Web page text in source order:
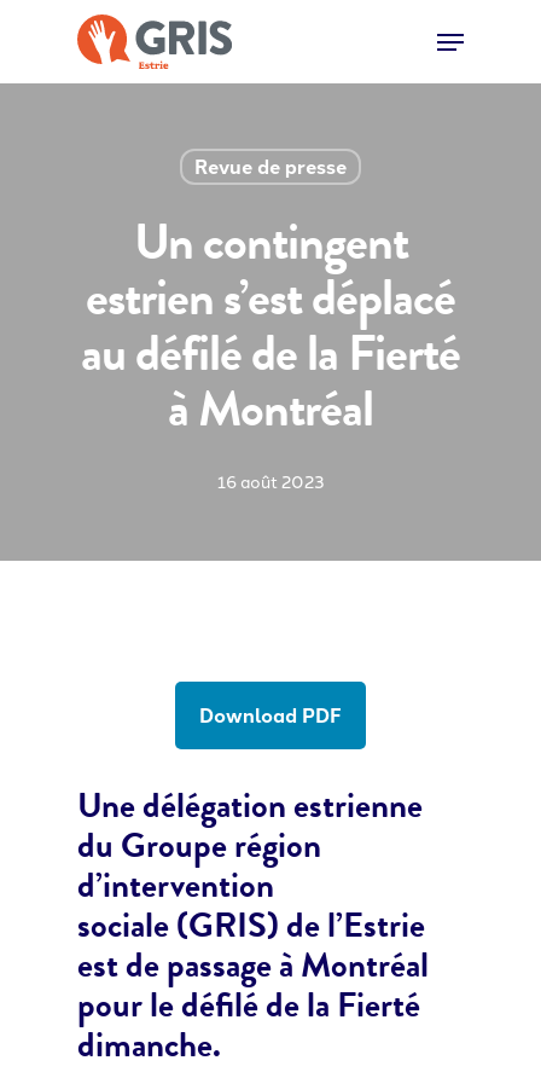
Menu
Revue de presse
Un contingent
estrien s’est déplacé
au défilé de la Fierté
à Montréal
16 août 2023
Download PDF
Une délégation estrienne
du Groupe région
d’intervention
sociale (GRIS) de l’Estrie
est de passage à Montréal
pour le défilé de la Fierté
dimanche.